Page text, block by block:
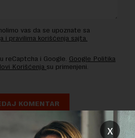
vas da se upoznate sa
i pravilima korišćenja sajta.
reCaptcha i Google. Google Politika
Korišćenja su primenjeni.
x